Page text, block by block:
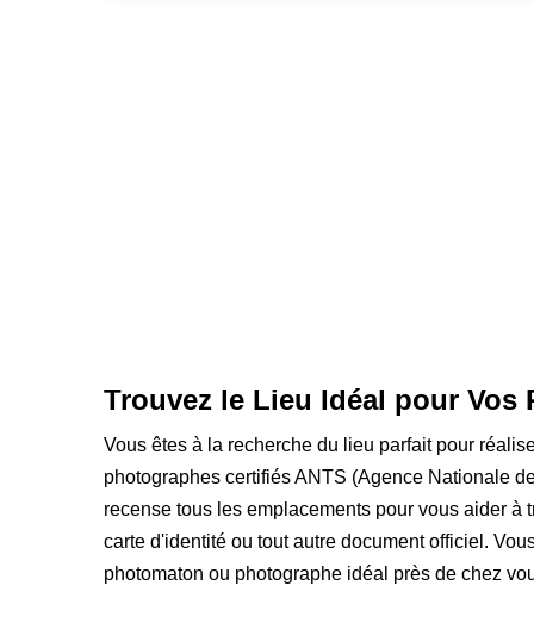
Trouvez le Lieu Idéal pour
Vous êtes à la recherche du lieu parfait pour
photographes certifiés ANTS (Agence Nationale
recense tous les emplacements pour vous aider
carte d'identité ou tout autre document officiel.
photomaton ou photographe idéal près de chez